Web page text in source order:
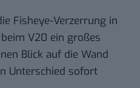
Fisheye-Verzerrung in
V20 ein großes
Blick auf die Wand
Unterschied sofort